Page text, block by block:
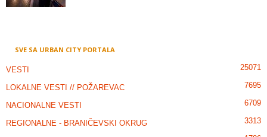
SVE SA URBAN CITY PORTALA
VESTI 25071
LOKALNE VESTI // POŽAREVAC 7695
NACIONALNE VESTI 6709
REGIONALNE - BRANIČEVSKI OKRUG 3313